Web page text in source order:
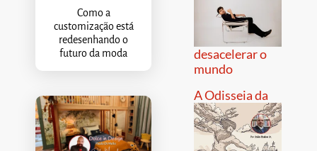
Como a
customização está
redesenhando o
futuro da moda
desacelerar o
mundo
A Odisseia da